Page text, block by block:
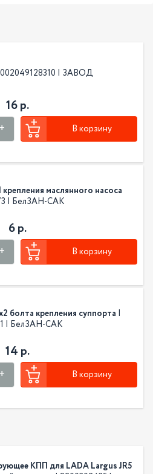
| ЗАВОД
16 р.
В корзину
маслянного насоса
| БелЗАН-САК
6 р.
В корзину
болта крепления суппорта |
| БелЗАН-САК
14 р.
В корзину
КПП для LADA Largus JR5